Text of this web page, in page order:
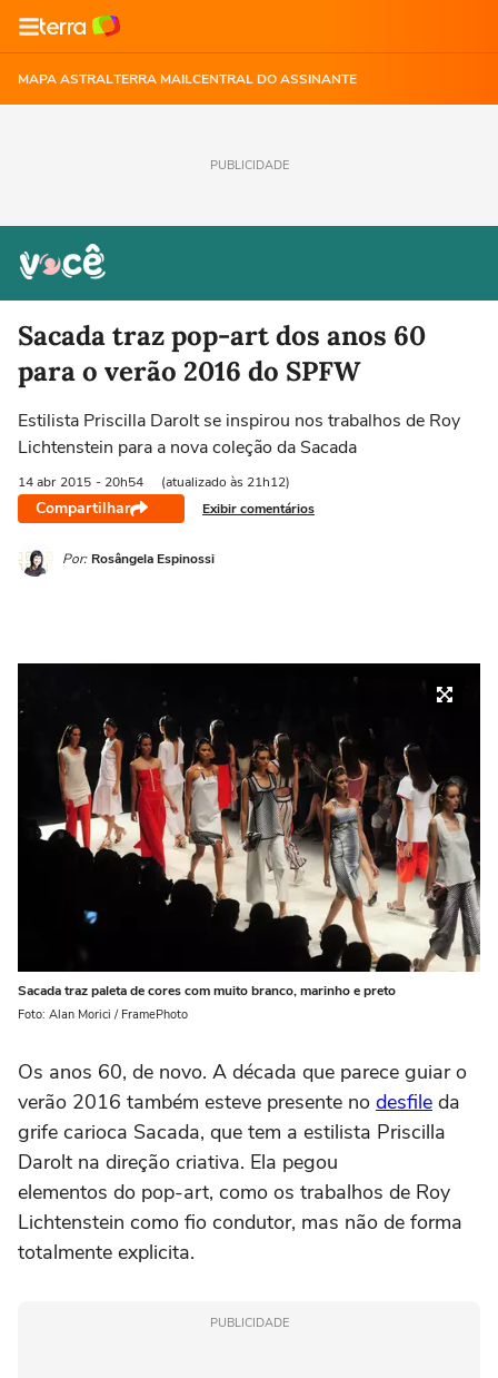
MAPA ASTRALTERRA MAILCENTRAL DO ASSINANTE
PUBLICIDADE
Sacada traz pop-art dos anos 60
para o verão 2016 do SPFW
Estilista Priscilla Darolt se inspirou nos trabalhos de Roy
Lichtenstein para a nova coleção da Sacada
14 abr 2015 - 20h54 (atualizado às 21h12)
Compartilhar Exibir comentários
Por: Rosângela Espinossi
Sacada traz paleta de cores com muito branco, marinho e preto
Foto: Alan Morici / FramePhoto
Os anos 60, de novo. A década que parece guiar o
verão 2016 também esteve presente no desfile da
grife carioca Sacada, que tem a estilista Priscilla
Darolt na direção criativa. Ela pegou
elementos do pop-art, como os trabalhos de Roy
Lichtenstein como fio condutor, mas não de forma
totalmente explicita.
PUBLICIDADE